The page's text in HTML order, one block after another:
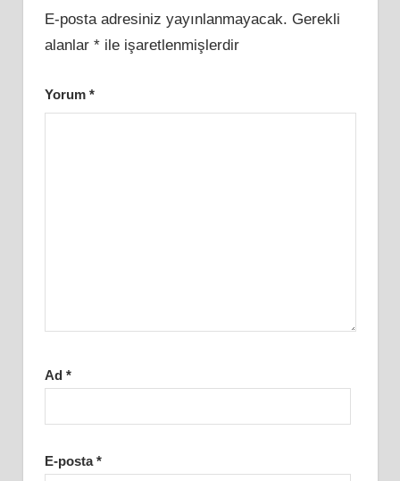
E-posta adresiniz yayınlanmayacak. Gerekli
alanlar *ile işaretlenmişlerdir
Yorum *
Ad *
E-posta*